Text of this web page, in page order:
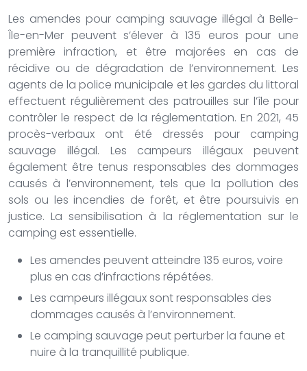
Les amendes pour camping sauvage illégal à Belle-
Île-en-Mer peuvent s’élever à 135 euros pour une
première infraction, et être majorées en cas de
récidive ou de dégradation de l’environnement. Les
agents de la police municipale et les gardes du littoral
effectuent régulièrement des patrouilles sur l’île pour
contrôler le respect de la réglementation. En 2021, 45
procès-verbaux ont été dressés pour camping
sauvage illégal. Les campeurs illégaux peuvent
également être tenus responsables des dommages
causés à l’environnement, tels que la pollution des
sols ou les incendies de forêt, et être poursuivis en
justice. La sensibilisation à la réglementation sur le
camping est essentielle.
Les amendes peuvent atteindre 135 euros, voire
plus en cas d’infractions répétées.
Les campeurs illégaux sont responsables des
dommages causés à l’environnement.
Le camping sauvage peut perturber la faune et
nuire à la tranquillité publique.